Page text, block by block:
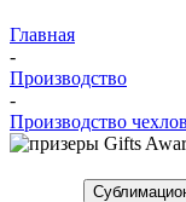
Главная
-
Производство
-
Производство